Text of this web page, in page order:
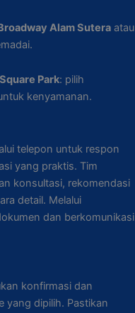
Alam Suteraatau
Park: pilih
kenyamanan.
telepon untuk respon
yang praktis. Tim
konsultasi, rekomendasi
detail. Melalui
dan berkomunikasi
konfirmasi dan
yang dipilih. Pastikan